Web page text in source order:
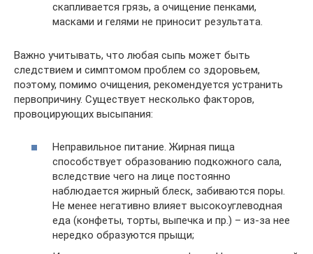
скапливается грязь, а очищение пенками,
масками и гелями не приносит результата.
Важно учитывать, что любая сыпь может быть
следствием и симптомом проблем со здоровьем,
поэтому, помимо очищения, рекомендуется устранить
первопричину. Существует несколько факторов,
провоцирующих высыпания:
Неправильное питание. Жирная пища
способствует образованию подкожного сала,
вследствие чего на лице постоянно
наблюдается жирный блеск, забиваются поры.
Не менее негативно влияет высокоуглеводная
еда (конфеты, торты, выпечка и пр.) – из-за нее
нередко образуются прыщи;